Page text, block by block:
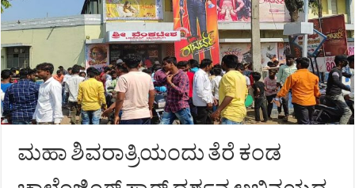
ಮಹಾ ಶಿವರಾತ್ರಿಯಂದು ತೆರೆ ಕಂಡ